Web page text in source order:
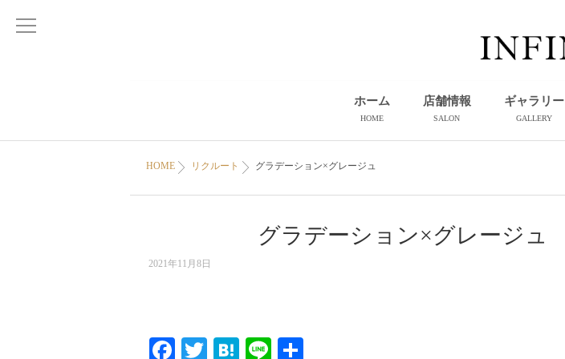
ホーム
HOME
店舗情報
SALON
ギャラリー
GALLERY
HOME リクルート グラデーション×グレージュ
グラデーション×グレージュ
2021年11月8日
Facebook
TwitterHatena
Line